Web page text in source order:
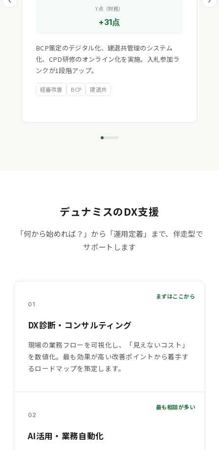
Y点（財務）
+31点
BCP策定のデジタル化、建退共管理のシステム
化、CPD研修のオンライン化を実施。入札参加ラ
ンクが1段階アップ。
経審改善 BCP 建退共
デュナミスのDX支援
「何から始めれば？」から「運用定着」まで、伴走型で
サポートします
01
DX診断・コンサルティング
現場の業務フローを可視化し、「見えないコスト」
を数値化。最も効果が高い改善ポイントから着手す
るロードマップを策定します。
まずはここから
02
AI活用・業務自動化
最も相談が多い